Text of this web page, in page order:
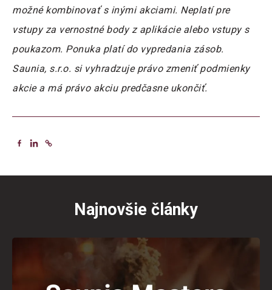
možné kombinovať s inými akciami. Neplatí pre
vstupy za vernostné body z aplikácie alebo vstupy s
poukazom. Ponuka platí do vypredania zásob.
Saunia, s.r.o. si vyhradzuje právo zmeniť podmienky
akcie a má právo akciu predčasne ukončiť.
Najnovšie články